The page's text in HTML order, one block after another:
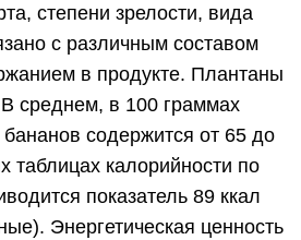
степени зрелости, вида
с различным составом
в продукте. Плантаны
среднем, в 100 граммах
содержится от 65 до
таблицах калорийности по
показатель 89 ккал
Энергетическая ценность